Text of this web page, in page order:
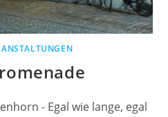
- Egal wie lange, egal